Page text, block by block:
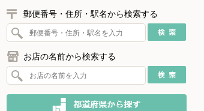
郵便番号・住所・駅名から検索する
お店の名前から検索する